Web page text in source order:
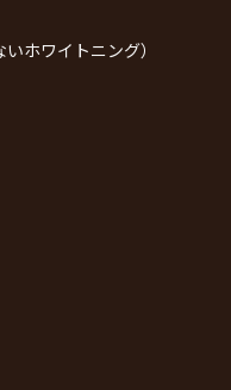
ホワイトニング）